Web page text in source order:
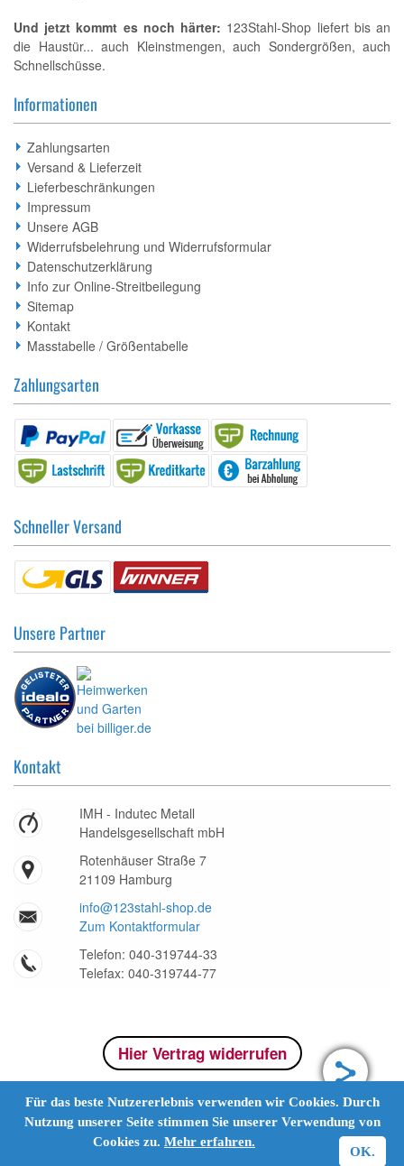
Für das beste Nutzererlebnis verwenden wir Cookies. Durch
Nutzung unserer Seite stimmen Sie unserer Verwendung von
Cookies zu. Mehr erfahren.
OK.
Und jetzt kommt es noch härter: 123Stahl-Shop liefert bis an
die Haustür... auch Kleinstmengen, auch Sondergrößen, auch
Schnellschüsse.
Informationen
Zahlungsarten
Versand & Lieferzeit
Lieferbeschränkungen
Impressum
Unsere AGB
Widerrufsbelehrung und Widerrufsformular
Datenschutzerklärung
Info zur Online-Streitbeilegung
Sitemap
Kontakt
Masstabelle / Größentabelle
Zahlungsarten
Schneller Versand
Unsere Partner
Kontakt
IMH - Indutec Metall
Handelsgesellschaft mbH
Rotenhäuser Straße 7
21109 Hamburg
info@123stahl-shop.de
Zum Kontaktformular
Telefon: 040-319744-33
Telefax: 040-319744-77
Hier Vertrag widerrufen